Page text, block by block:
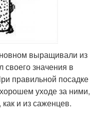
выращивали из
своего значения в
правильной посадке
уходе за ними,
и из саженцев.